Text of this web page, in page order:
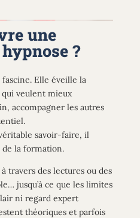
une
?
fascine. Elle éveille la
veulent mieux
accompagner les autres
savoir-faire, il
de la formation.
travers des lectures ou des
jusqu’à ce que les limites
ni regard expert
théoriques et parfois